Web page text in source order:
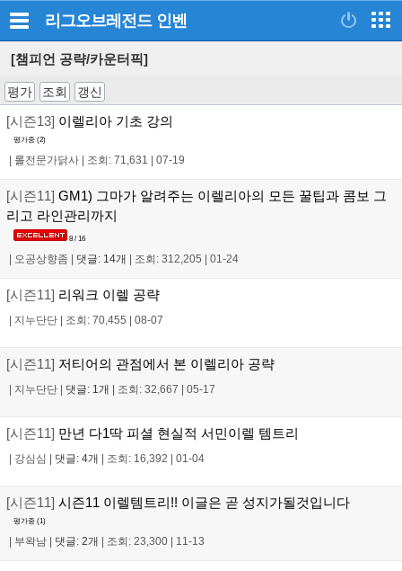
리그오브레전드 인벤
[챔피언 공략/카운터픽]
평가 조회 갱신
[시즌13] 이렐리아 기초 강의
평가중 (2)
롤전문가닭사 조회: 71,631 07-19
[시즌11] GM1) 그마가 알려주는 이렐리아의 모든 꿀팁과 콤보 그
리고 라인관리까지
8 / 16
| 오공상향좀 | 댓글: 14개 | 조회: 312,205 | 01-24
[시즌11] 리워크 이렐 공략
| 지누단단 | 조회: 70,455 | 08-07
[시즌11] 저티어의 관점에서 본 이렐리아 공략
| 지누단단 | 댓글: 1개 | 조회: 32,667 | 05-17
[시즌11] 만년 다1딱 피셜 현실적 서민이렐 템트리
| 강심심 | 댓글: 4개 | 조회: 16,392 | 01-04
[시즌11] 시즌11 이렐템트리!! 이글은 곧 성지가될것입니다
평가중 (1)
부왁남 댓글: 2개 조회: 23,300 11-13